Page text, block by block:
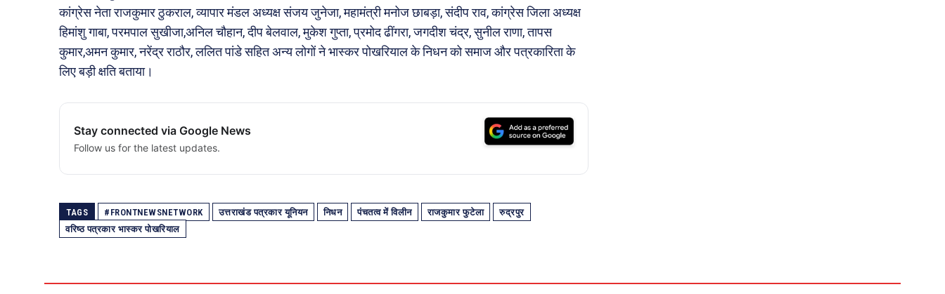
कांग्रेस नेता राजकुमार ठुकराल, व्यापार मंडल अध्यक्ष संजय जुनेजा, महामंत्री मनोज छाबड़ा, संदीप राव, कांग्रेस जिला अध्यक्ष
हिमांशु गाबा, परमपाल सुखीजा,अनिल चौहान, दीप बेलवाल, मुकेश गुप्ता, प्रमोद ढींगरा, जगदीश चंद्र, सुनील राणा, तापस
कुमार,अमन कुमार, नरेंद्र राठौर, ललित पांडे सहित अन्य लोगों ने भास्कर पोखरियाल के निधन को समाज और पत्रकारिता के
लिए बड़ी क्षति बताया।
Stay connected via Google News
Follow us for the latest updates.
TAGS #FRONTNEWSNETWORK उत्तराखंड पत्रकार यूनियन निधन पंचतत्व में विलीन राजकुमार फुटेला
रुद्रपुर
वरिष्ठ पत्रकार भास्कर पोखरियाल